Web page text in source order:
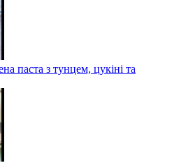
паста з тунцем, цукіні та